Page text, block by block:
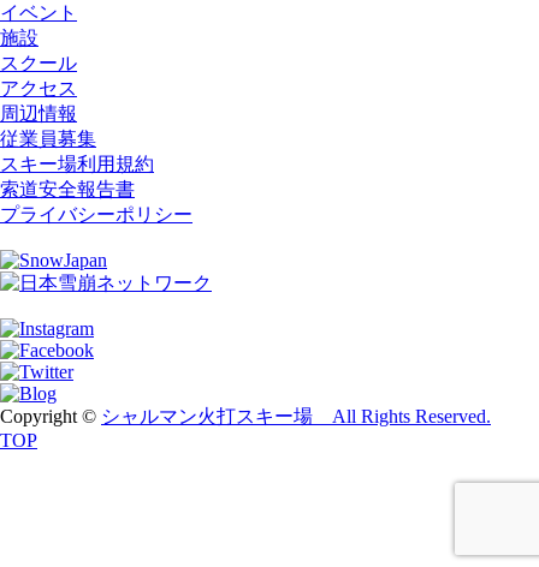
イベント
施設
スクール
アクセス
周辺情報
従業員募集
スキー場利用規約
索道安全報告書
プライバシーポリシー
Copyright © シャルマン火打スキー場 All Rights Reserved.
TOP